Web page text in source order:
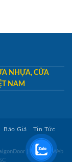
NHỰA, CỬA
NAM
Báo Giá
Tin Tức
Thiết kế Web